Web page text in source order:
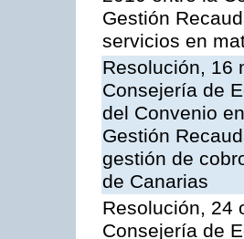
Gestión
servicios en
Resolución, 16
Consejería de
del Convenio
Gestión
gestión de
de Canarias
Resolución, 24
Consejería de